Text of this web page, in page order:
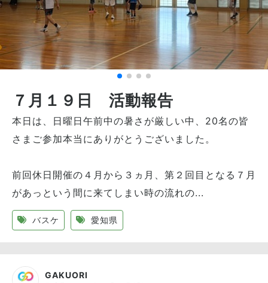
７月１９日 活動報告
本日は、日曜日午前中の暑さが厳しい中、20名の皆
さまご参加本当にありがとうございました。
前回休日開催の４月から３ヵ月、第２回目となる７月
があっという間に来てしまい時の流れの...
バスケ 愛知県
GAKUORI